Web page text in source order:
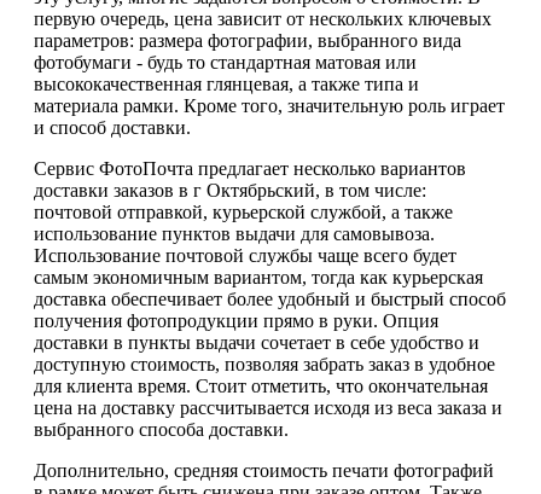
первую очередь, цена зависит от нескольких ключевых
параметров: размера фотографии, выбранного вида
фотобумаги - будь то стандартная матовая или
высококачественная глянцевая, а также типа и
материала рамки. Кроме того, значительную роль играет
и способ доставки.
Сервис ФотоПочта предлагает несколько вариантов
доставки заказов в г Октябрьский, в том числе:
почтовой отправкой, курьерской службой, а также
использование пунктов выдачи для самовывоза.
Использование почтовой службы чаще всего будет
самым экономичным вариантом, тогда как курьерская
доставка обеспечивает более удобный и быстрый способ
получения фотопродукции прямо в руки. Опция
доставки в пункты выдачи сочетает в себе удобство и
доступную стоимость, позволяя забрать заказ в удобное
для клиента время. Стоит отметить, что окончательная
цена на доставку рассчитывается исходя из веса заказа и
выбранного способа доставки.
Дополнительно, средняя стоимость печати фотографий